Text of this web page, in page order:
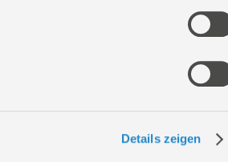
Details zeigen
450 mm